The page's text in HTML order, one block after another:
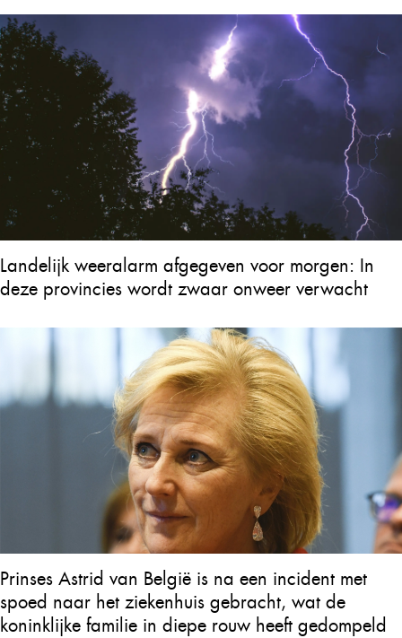
Landelijk weeralarm afgegeven voor morgen: In
deze provincies wordt zwaar onweer verwacht
Prinses Astrid van België is na een incident met
spoed naar het ziekenhuis gebracht, wat de
koninklijke familie in diepe rouw heeft gedompeld